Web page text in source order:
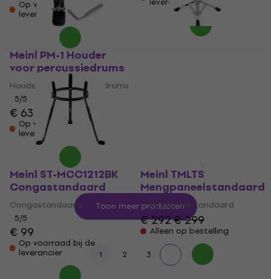
Op voorraad bij de
leverancier
Meinl PM-1 Houder
voor percussiedrums
Houder voor percussiedrums
5/5
€ 63
Op voorraad bij de
leverancier
Meinl ST-MCC1212BK
Congastandaard
Congastandaard
5/5
€ 99
Op voorraad bij de
leverancier
Meinl TMLTS
Mengpaneelstandaard
Mengpaneelstandaard
€ 292€ 299
Alleen op bestelling
Toon meer producten
1 2 3